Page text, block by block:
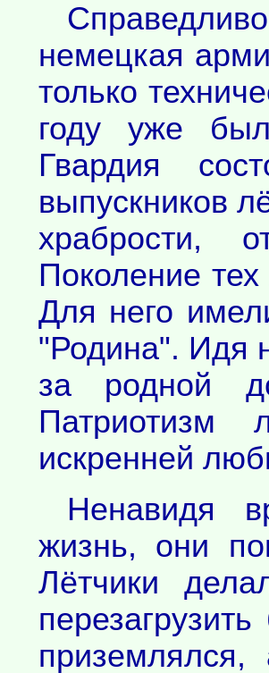
немецкая
только
году уже
Гвардия
выпускников
храбрости,
Поколение
Для него
"Родина". Идя
за родной
искренней
Ненавидя
жизнь, они
Лётчики